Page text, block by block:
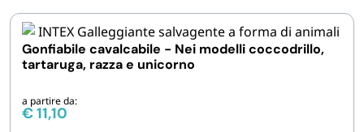
Gonfiabile cavalcabile - Nei modelli coccodrillo,
tartaruga, razza e unicorno
a partire da:
€11,10